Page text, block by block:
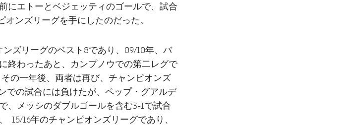
にエトーとベジェッティのゴールで、試合
ンズリーグを手にしたのだった。
ズリーグのベスト8であり、09/10年、バ
終わったあと、カンプノウでの第二レグで
の一年後、両者は再び、チャンピオンズ
での試合には負けたが、ペップ・グアルデ
、メッシのダブルゴールを含む3-1で試合
15/16年のチャンピオンズリーグであり、